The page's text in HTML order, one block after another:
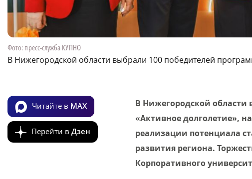
Фото: пресс-служба КУПНО
В Нижегородской области выбрали 100 победителей
Читайте в MAX
Перейти в Дзен
В Нижегородской области
«Активное долголетие»,
реализации потенциала
развития региона.
Корпоративного